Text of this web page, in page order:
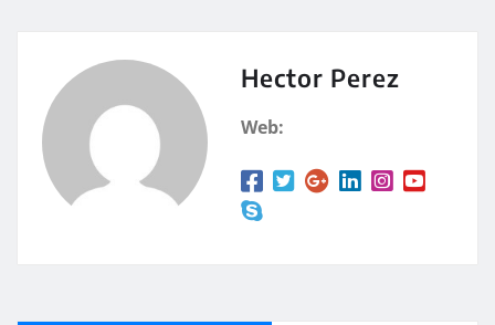
A
p
rt
Hector Perez
Web: